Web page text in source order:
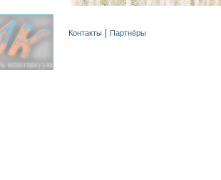
Контакты Партнёры